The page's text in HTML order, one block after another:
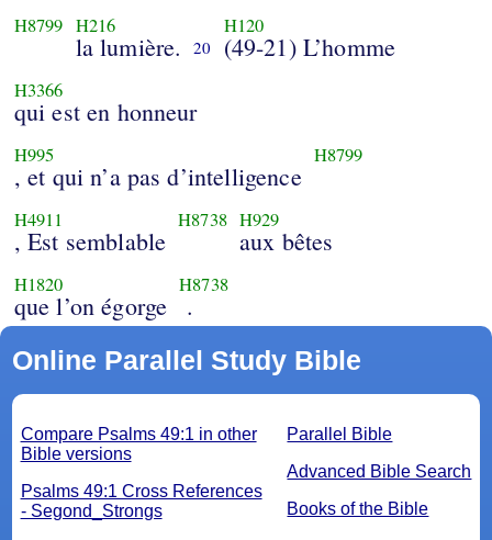
H8799 H216
la lumière. 20
H120
(49-21) L’homme
H3366
qui est en honneur
H995
, et qui n’a pas d’intelligence
H8799
H4911
, Est semblable
H8738 H929
aux bêtes
H1820
que l’on égorge
H8738
.
Online Parallel Study Bible
Parallel Bible
Advanced Bible Search
Books of the Bible
Compare Psalms 49:1 in other
Bible versions
Psalms 49:1 Cross References
- Segond_Strongs